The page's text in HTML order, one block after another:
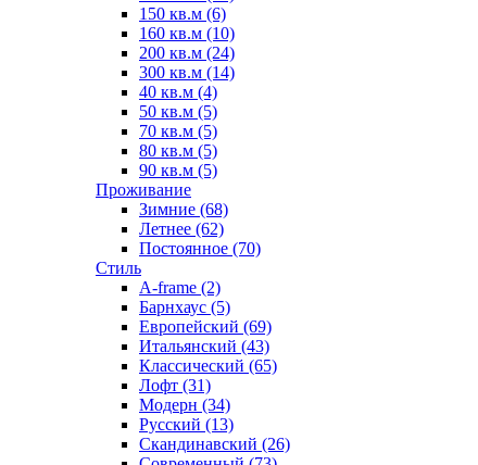
150 кв.м (6)
160 кв.м (10)
200 кв.м (24)
300 кв.м (14)
40 кв.м (4)
50 кв.м (5)
70 кв.м (5)
80 кв.м (5)
90 кв.м (5)
Проживание
Зимние (68)
Летнее (62)
Постоянное (70)
Стиль
A-frame (2)
Барнхаус (5)
Европейский (69)
Итальянский (43)
Классический (65)
Лофт (31)
Модерн (34)
Русский (13)
Скандинавский (26)